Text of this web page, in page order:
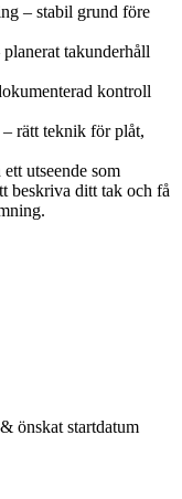
– stabil grund före
takunderhåll
kontroll
rätt teknik för plåt,
utseende som
beskriva ditt tak och få
önskat startdatum